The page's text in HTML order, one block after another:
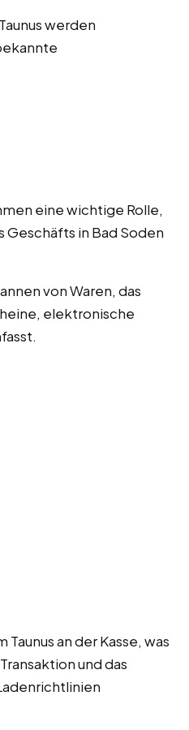
werden
eine wichtige Rolle,
in Bad Soden
von Waren, das
elektronische
an der Kasse, was
und das